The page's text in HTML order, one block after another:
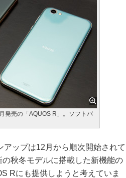
発売の「AQUOS R」。ソフトバ
ップは12月から順次開始されて
秋冬モデルに搭載した新機能の
Rにも提供しようと考えていま